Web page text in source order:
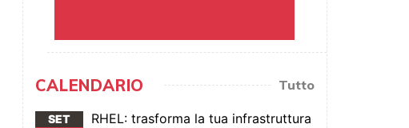
CALENDARIO Tutto
SET
RHEL: trasforma la tua infrastruttura